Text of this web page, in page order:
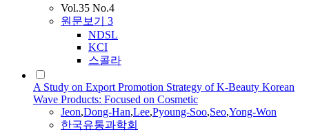
Vol.35 No.4
원문보기 3
NDSL
KCI
스콜라
A Study on Export Promotion Strategy of K-Beauty Korean
Wave Products: Focused on Cosmetic
Jeon,Dong-Han,Lee,Pyoung-Soo,Seo,Yong-Won
한국유통과학회